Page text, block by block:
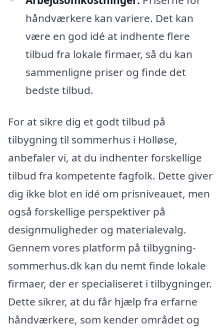
håndværkere kan variere. Det kan
være en god idé at indhente flere
tilbud fra lokale firmaer, så du kan
sammenligne priser og finde det
bedste tilbud.
For at sikre dig et godt tilbud på
tilbygning til sommerhus i Holløse,
anbefaler vi, at du indhenter forskellige
tilbud fra kompetente fagfolk. Dette giver
dig ikke blot en idé om prisniveauet, men
også forskellige perspektiver på
designmuligheder og materialevalg.
Gennem vores platform på tilbygning-
sommerhus.dk kan du nemt finde lokale
firmaer, der er specialiseret i tilbygninger.
Dette sikrer, at du får hjælp fra erfarne
håndværkere, som kender området og